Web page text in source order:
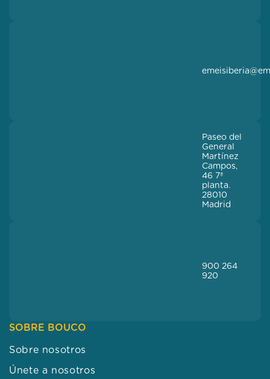
Paseo del
General
Martínez
Campos,
46 7ª
planta.
28010
Madrid
900 264
920
SOBRE BOUCO
Sobre nosotros
Únete a nosotros